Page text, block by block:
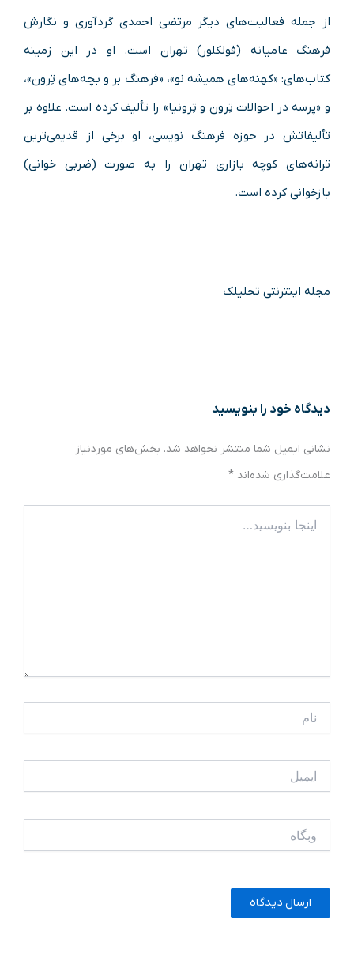
از جمله فعالیت‌های دیگر مرتضی احمدی گردآوری و نگارش
فرهنگ عامیانه (فولکلور) تهران است. او در این زمینه
کتاب‌های: «کهنه‌های همیشه نو»، «فرهنگ بر و بچه‌های تِرون»،
و «پرسه در احوالات تِرون و تِرونیا» را تألیف کرده‌ است. علاوه بر
تألیفاتش در حوزه فرهنگ نویسی، او برخی از قدیمی‌ترین
ترانه‌های کوچه‌ بازاری تهران را به صورت (ضربی خوانی)
بازخوانی کرده‌ است.
مجله اینترنتی تحلیلک
دیدگاه‌ خود را بنویسید
نشانی ایمیل شما منتشر نخواهد شد. بخش‌های موردنیاز
علامت‌گذاری شده‌اند *
بنویسید…